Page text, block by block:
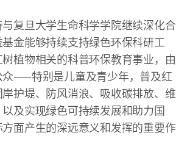
复旦大学生命科学学院继续深化合
金能够持续支持绿色环保科研工
植物相关的科普环保教育事业，由
众——特别是儿童及青少年，普及红
护堤、防风消浪、吸收碳排放、维
及实现绿色可持续发展和助力国
面产生的深远意义和发挥的重要作